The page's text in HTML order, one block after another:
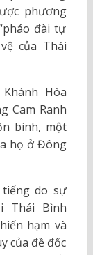
phương
đài tự
của Thái
Hòa
Cam Ranh
binh, một
họ ở Đông
tiếng do sự
Thái Bình
hạm và
của đề đốc